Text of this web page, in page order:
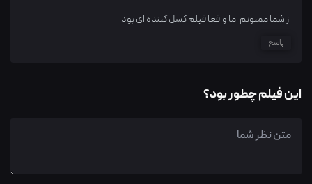
از شما ممنونم اما واقعا فیلم کسل کننده ای بود
پاسخ
این فیلم چطور بود؟